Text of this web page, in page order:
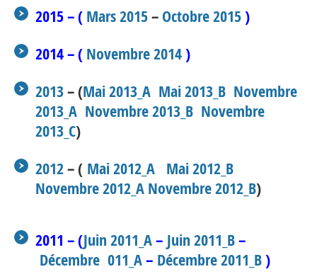
2015 – ( Mars 2015– Octobre 2015)
2014– ( Novembre 2014)
2013– (Mai 2013_A Mai 2013_B Novembre
2013_A Novembre 2013_B Novembre
2013_C)
2012– ( Mai 2012_A Mai 2012_B
Novembre 2012_A Novembre 2012_B)
2011 – (Juin 2011_A– Juin 2011_B–
Décembre 011_A– Décembre 2011_B)